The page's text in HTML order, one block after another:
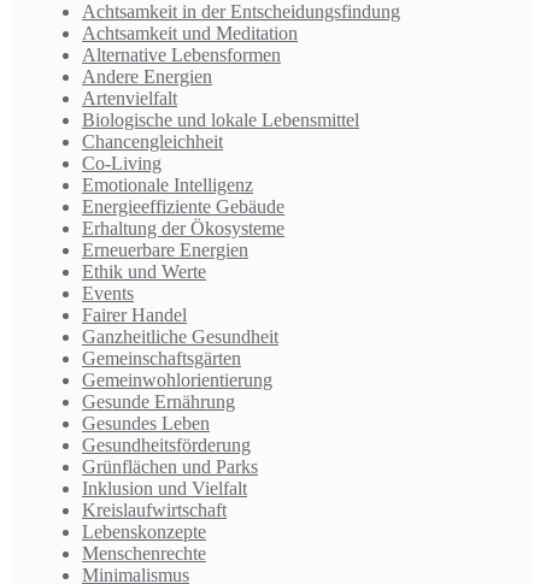
Achtsamkeit in der Entscheidungsfindung
Achtsamkeit und Meditation
Alternative Lebensformen
Andere Energien
Artenvielfalt
Biologische und lokale Lebensmittel
Chancengleichheit
Co-Living
Emotionale Intelligenz
Energieeffiziente Gebäude
Erhaltung der Ökosysteme
Erneuerbare Energien
Ethik und Werte
Events
Fairer Handel
Ganzheitliche Gesundheit
Gemeinschaftsgärten
Gemeinwohlorientierung
Gesunde Ernährung
Gesundes Leben
Gesundheitsförderung
Grünflächen und Parks
Inklusion und Vielfalt
Kreislaufwirtschaft
Lebenskonzepte
Menschenrechte
Minimalismus